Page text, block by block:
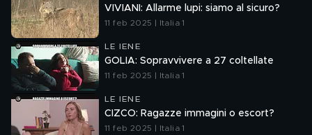
VIVIANI: Allarme lupi: siamo al sicuro?
11 feb 2025 | Italia 1
LE IENE
GOLIA: Sopravvivere a 27 coltellate
11 feb 2025 | Italia 1
LE IENE
CIZCO: Ragazze immagini o escort?
11 feb 2025 | Italia 1